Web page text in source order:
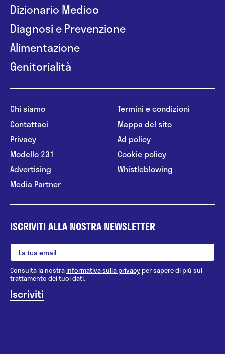
Dizionario Medico
Diagnosi e Prevenzione
Alimentazione
Genitorialità
Chi siamo
Contattaci
Privacy
Modello 231
Advertising
Media Partner
Termini e condizioni
Mappa del sito
Ad policy
Cookie policy
Whistleblowing
ISCRIVITI ALLA NOSTRA NEWSLETTER
Consulta la nostrainformativa sulla privacy per sapere di più sul
trattamento dei tuoi dati.